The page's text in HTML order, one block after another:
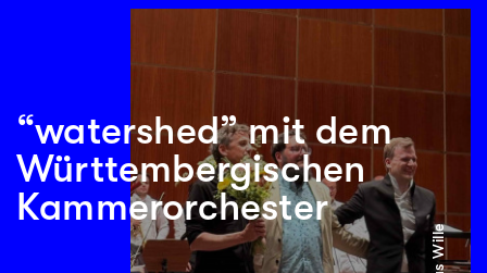
“watershed” mit dem
Württembergischen
Kammerorchester